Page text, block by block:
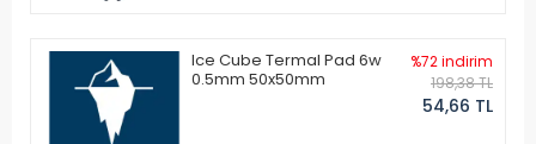
Ice Cube Termal Pad 6w
0.5mm 50x50mm
%72 indirim
198,38 TL
54,66 TL